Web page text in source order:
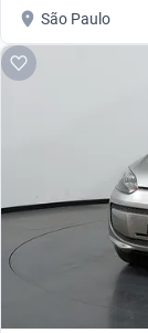
São Paulo